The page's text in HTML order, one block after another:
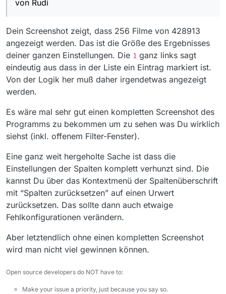
von Rudi
Dein Screenshot zeigt, dass 256 Filme von 428913
angezeigt werden. Das ist die Größe des Ergebnisses
deiner ganzen Einstellungen. Die 1 ganz links sagt
eindeutig aus dass in der Liste ein Eintrag markiert ist.
Von der Logik her muß daher irgendetwas angezeigt
werden.
Es wäre mal sehr gut einen kompletten Screenshot des
Programms zu bekommen um zu sehen was Du wirklich
siehst (inkl. offenem Filter-Fenster).
Eine ganz weit hergeholte Sache ist dass die
Einstellungen der Spalten komplett verhunzt sind. Die
kannst Du über das Kontextmenü der Spaltenüberschrift
mit “Spalten zurücksetzen” auf einen Urwert
zurücksetzen. Das sollte dann auch etwaige
Fehlkonfigurationen verändern.
Aber letztendlich ohne einen kompletten Screenshot
wird man nicht viel gewinnen können.
Open source developers do NOT have to:
Make your issue a priority, just because you say so.